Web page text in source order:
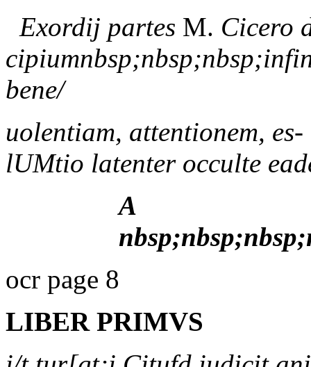
Exordij partes M. Cicero
bene/
uolentiam, attentionem,
lUMtio latenter occulte
A
ocr page 8
LIBER PRIMVS